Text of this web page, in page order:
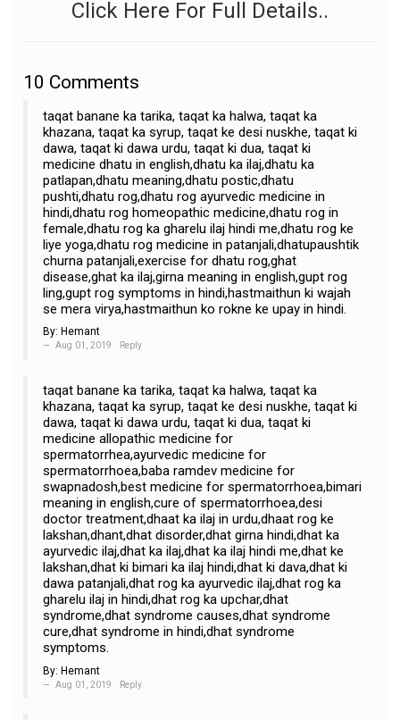
Click Here For Full Details..
10 Comments
taqat banane ka tarika, taqat ka halwa, taqat ka
khazana, taqat ka syrup, taqat ke desi nuskhe, taqat ki
dawa, taqat ki dawa urdu, taqat ki dua, taqat ki
medicine dhatu in english,dhatu ka ilaj,dhatu ka
patlapan,dhatu meaning,dhatu postic,dhatu
pushti,dhatu rog,dhatu rog ayurvedic medicine in
hindi,dhatu rog homeopathic medicine,dhatu rog in
female,dhatu rog ka gharelu ilaj hindi me,dhatu rog ke
liye yoga,dhatu rog medicine in patanjali,dhatupaushtik
churna patanjali,exercise for dhatu rog,ghat
disease,ghat ka ilaj,girna meaning in english,gupt rog
ling,gupt rog symptoms in hindi,hastmaithun ki wajah
se mera virya,hastmaithun ko rokne ke upay in hindi.
By: Hemant
Aug 01, 2019 Reply
taqat banane ka tarika, taqat ka halwa, taqat ka
khazana, taqat ka syrup, taqat ke desi nuskhe, taqat ki
dawa, taqat ki dawa urdu, taqat ki dua, taqat ki
medicine allopathic medicine for
spermatorrhea,ayurvedic medicine for
spermatorrhoea,baba ramdev medicine for
swapnadosh,best medicine for spermatorrhoea,bimari
meaning in english,cure of spermatorrhoea,desi
doctor treatment,dhaat ka ilaj in urdu,dhaat rog ke
lakshan,dhant,dhat disorder,dhat girna hindi,dhat ka
ayurvedic ilaj,dhat ka ilaj,dhat ka ilaj hindi me,dhat ke
lakshan,dhat ki bimari ka ilaj hindi,dhat ki dava,dhat ki
dawa patanjali,dhat rog ka ayurvedic ilaj,dhat rog ka
gharelu ilaj in hindi,dhat rog ka upchar,dhat
syndrome,dhat syndrome causes,dhat syndrome
cure,dhat syndrome in hindi,dhat syndrome
symptoms.
By: Hemant
Aug 01, 2019 Reply